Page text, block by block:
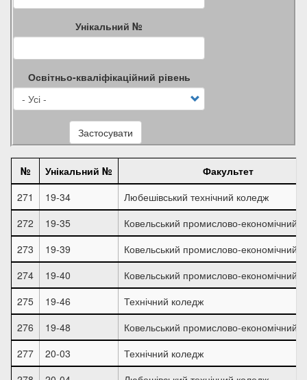
Унікальний №
Освітньо-кваліфікаційний рівень
Застосувати
№ Унікальний №
Факультет
271
19-34
Любешівський технічний коледж
272
19-35
Ковельський промислово-економічний
273
19-39
Ковельський промислово-економічний
274
19-40
Ковельський промислово-економічний
275
19-46
Технічний коледж
276
19-48
Ковельський промислово-економічний
277
20-03
Технічний коледж